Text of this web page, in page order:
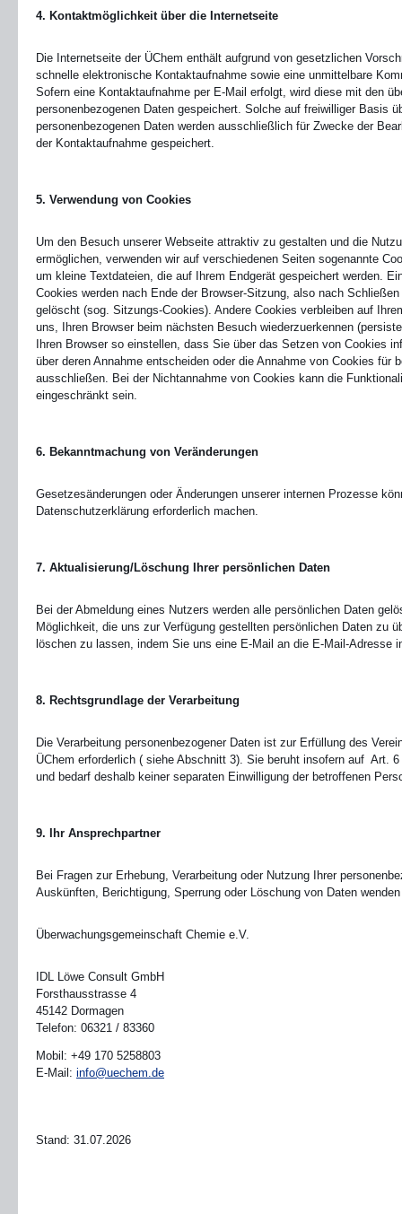
4. Kontaktmöglichkeit über die Internetseite
Die Internetseite der ÜChem enthält aufgrund von gesetzlichen
schnelle elektronische Kontaktaufnahme sowie eine unmittelbare
Sofern eine Kontaktaufnahme per E-Mail erfolgt, wird diese mit den
personenbezogenen Daten gespeichert. Solche auf freiwilliger Basis
personenbezogenen Daten werden ausschließlich für Zwecke der
der Kontaktaufnahme gespeichert.
5. Verwendung von Cookies
Um den Besuch unserer Webseite attraktiv zu gestalten und die
ermöglichen, verwenden wir auf verschiedenen Seiten sogenannte
um kleine Textdateien, die auf Ihrem Endgerät gespeichert werden.
Cookies werden nach Ende der Browser-Sitzung, also nach
gelöscht (sog. Sitzungs-Cookies). Andere Cookies verbleiben auf
uns, Ihren Browser beim nächsten Besuch wiederzuerkennen
Ihren Browser so einstellen, dass Sie über das Setzen von Cookies
über deren Annahme entscheiden oder die Annahme von Cookies für
ausschließen. Bei der Nichtannahme von Cookies kann die
eingeschränkt sein.
6. Bekanntmachung von Veränderungen
Gesetzesänderungen oder Änderungen unserer internen Prozesse
Datenschutzerklärung erforderlich machen.
7. Aktualisierung/Löschung Ihrer persönlichen Daten
Bei der Abmeldung eines Nutzers werden alle persönlichen Daten
Möglichkeit, die uns zur Verfügung gestellten persönlichen Daten zu
löschen zu lassen, indem Sie uns eine E-Mail an die E-Mail-Adresse
8. Rechtsgrundlage der Verarbeitung
Die Verarbeitung personenbezogener Daten ist zur Erfüllung des
ÜChem erforderlich ( siehe Abschnitt 3). Sie beruht insofern auf Art.
und bedarf deshalb keiner separaten Einwilligung der betroffenen
9. Ihr Ansprechpartner
Bei Fragen zur Erhebung, Verarbeitung oder Nutzung Ihrer
Auskünften, Berichtigung, Sperrung oder Löschung von Daten
Überwachungsgemeinschaft Chemie e.V.
IDL Löwe Consult GmbH
Forsthausstrasse 4
45142 Dormagen
Telefon: 06321 / 83360
Mobil: +49 170 5258803
E-Mail: info@uechem.de
Stand: 31.07.2026